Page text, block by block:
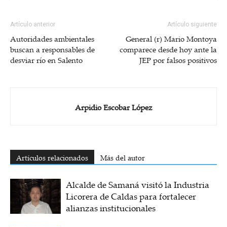
Artículo anterior
Autoridades ambientales
buscan a responsables de
desviar río en Salento
Artículo siguiente
General (r) Mario Montoya
comparece desde hoy ante la
JEP por falsos positivos
Arpidio Escobar López
Artículos relacionados Más del autor
Alcalde de Samaná visitó la Industria
Licorera de Caldas para fortalecer
alianzas institucionales